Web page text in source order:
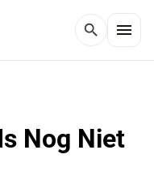
search menu
Nog Niet